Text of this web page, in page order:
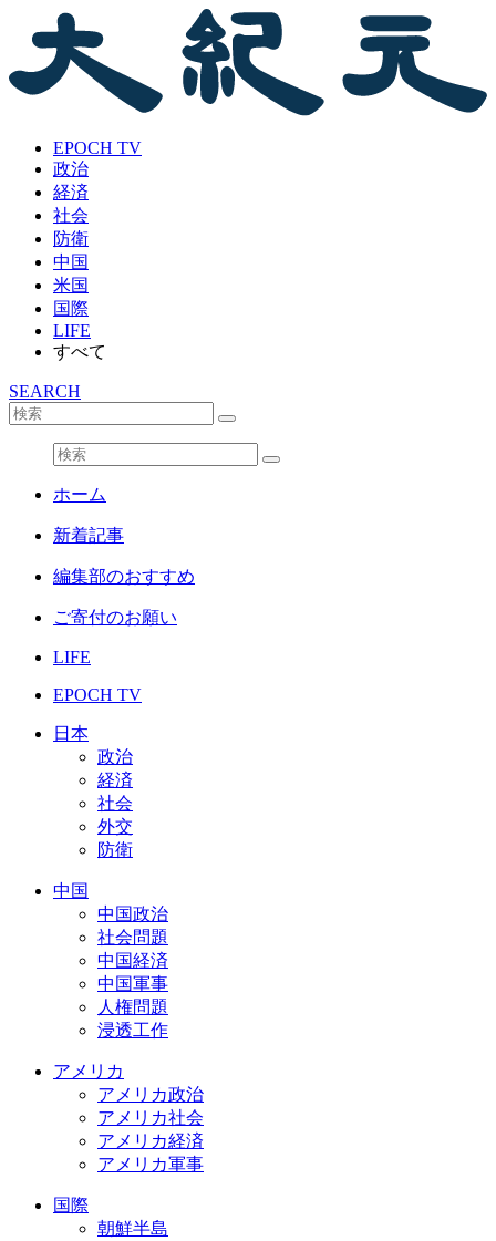
EPOCH TV
政治
経済
社会
防衛
中国
米国
国際
LIFE
すべて
SEARCH
ホーム
新着記事
編集部のおすすめ
ご寄付のお願い
LIFE
EPOCH TV
日本
政治
経済
社会
外交
防衛
中国
中国政治
社会問題
中国経済
中国軍事
人権問題
浸透工作
アメリカ
アメリカ政治
アメリカ社会
アメリカ経済
アメリカ軍事
国際
朝鮮半島